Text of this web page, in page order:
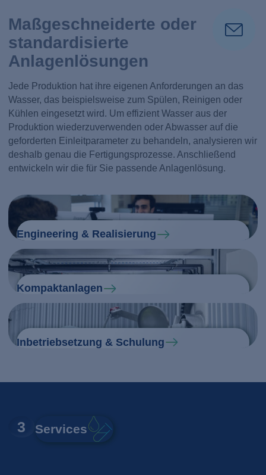
Maßgeschneiderte oder
standardisierte
Anlagenlösungen
Jede Produktion hat ihre eigenen Anforderungen an das
Wasser, das beispielsweise zum Spülen, Reinigen oder
Kühlen eingesetzt wird. Um effizient Wasser aus der
Produktion wiederzuverwenden oder Abwasser auf die
geforderten Einleitparameter zu behandeln, analysieren wir
deshalb genau die Fertigungsprozesse. Anschließend
entwickeln wir die für Sie passende Anlagenlösung.
Engineering & Realisierung
Kompaktanlagen
Inbetriebsetzung & Schulung
3 Services